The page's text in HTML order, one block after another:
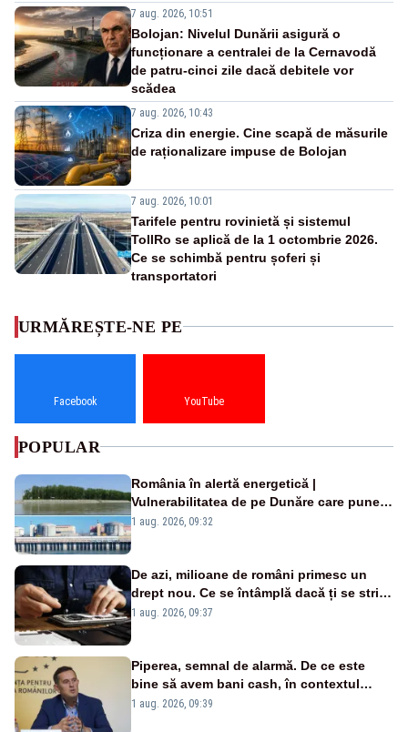
7 aug. 2026, 10:51
Bolojan: Nivelul Dunării asigură o
funcționare a centralei de la Cernavodă
de patru-cinci zile dacă debitele vor
scădea
7 aug. 2026, 10:43
Criza din energie. Cine scapă de măsurile
de raționalizare impuse de Bolojan
7 aug. 2026, 10:01
Tarifele pentru rovinietă și sistemul
TollRo se aplică de la 1 octombrie 2026.
Ce se schimbă pentru șoferi și
transportatori
URMĂREȘTE-NE PE
Facebook YouTube
POPULAR
România în alertă energetică |
Vulnerabilitatea de pe Dunăre care pune
în pericol Centrala Cernavodă era
1 aug. 2026, 09:32
De azi, milioane de români primesc un
drept nou. Ce se întâmplă dacă ți se strică
un produs
1 aug. 2026, 09:37
Piperea, semnal de alarmă. De ce este
bine să avem bani cash, în contextul
alertei energetice?
1 aug. 2026, 09:39